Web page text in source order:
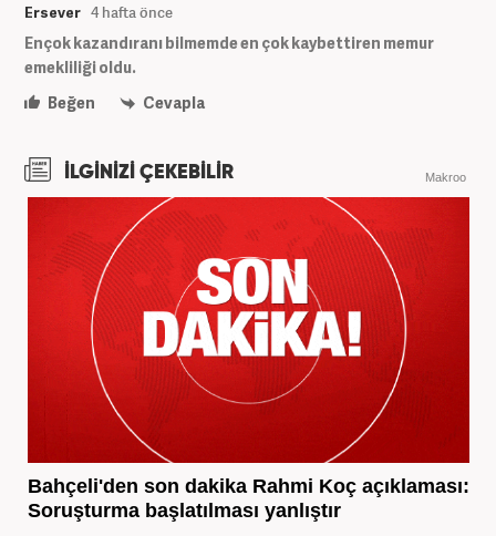
Ersever 4 hafta önce
Ençok kazandıranı bilmemde en çok kaybettiren memur
emekliliği oldu.
Beğen
Cevapla
İLGİNİZİ ÇEKEBİLİR Makroo
Bahçeli'den son dakika Rahmi Koç açıklaması:
Soruşturma başlatılması yanlıştır